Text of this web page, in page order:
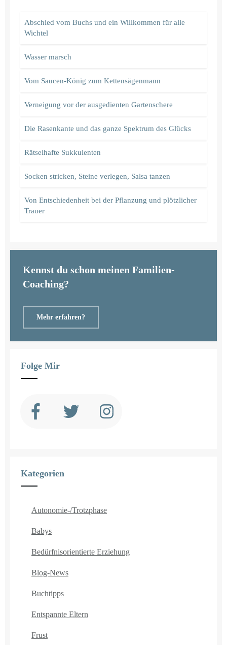
Abschied vom Buchs und ein Willkommen für alle
Wichtel
Wasser marsch
Vom Saucen-König zum Kettensägenmann
Verneigung vor der ausgedienten Gartenschere
Die Rasenkante und das ganze Spektrum des Glücks
Rätselhafte Sukkulenten
Socken stricken, Steine verlegen, Salsa tanzen
Von Entschiedenheit bei der Pflanzung und plötzlicher
Trauer
Kennst du schon meinen Familien-
Coaching?
Mehr erfahren?
Folge Mir
Kategorien
Autonomie-/Trotzphase
Babys
Bedürfnisorientierte Erziehung
Blog-News
Buchtipps
Entspannte Eltern
Frust